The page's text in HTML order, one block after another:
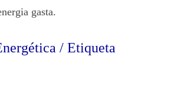
gasta.
/ Etiqueta